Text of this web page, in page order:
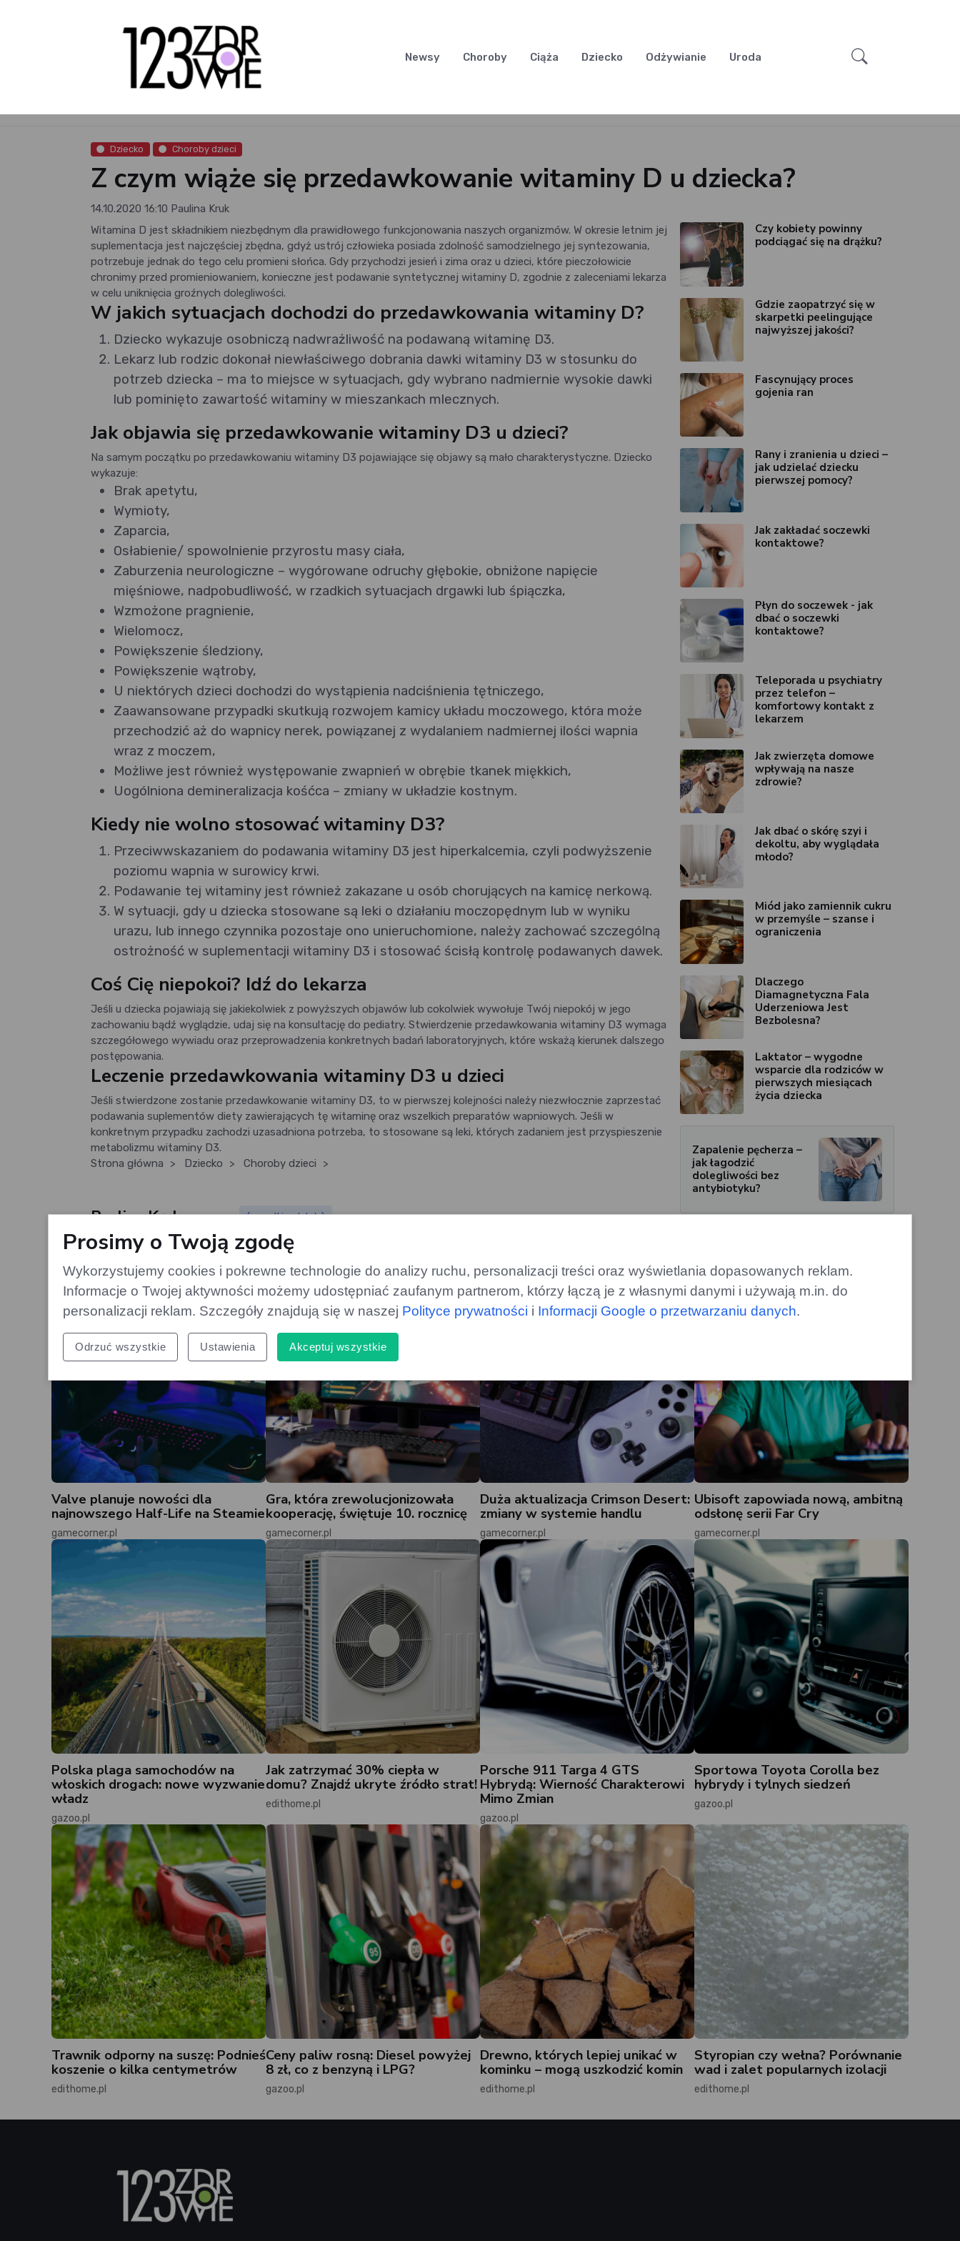
Newsy Choroby Ciąża Dziecko Odżywianie Uroda
Dziecko Choroby dzieci
Z czym wiąże się przedawkowanie witaminy D u dziecka?
14.10.2020 16:10 Paulina Kruk
Witamina D jest składnikiem niezbędnym dla prawidłowego funkcjonowania naszych organizmów. W okresie letnim jej
suplementacja jest najczęściej zbędna, gdyż ustrój człowieka posiada zdolność samodzielnego jej syntezowania,
potrzebuje jednak do tego celu promieni słońca. Gdy przychodzi jesień i zima oraz u dzieci, które pieczołowicie
chronimy przed promieniowaniem, konieczne jest podawanie syntetycznej witaminy D, zgodnie z zaleceniami lekarza
w celu uniknięcia groźnych dolegliwości.
W jakich sytuacjach dochodzi do przedawkowania witaminy D?
Dziecko wykazuje osobniczą nadwrażliwość na podawaną witaminę D3.
Lekarz lub rodzic dokonał niewłaściwego dobrania dawki witaminy D3 w stosunku do
potrzeb dziecka – ma to miejsce w sytuacjach, gdy wybrano nadmiernie wysokie dawki
lub pominięto zawartość witaminy w mieszankach mlecznych.
Jak objawia się przedawkowanie witaminy D3 u dzieci?
Na samym początku po przedawkowaniu witaminy D3 pojawiające się objawy są mało charakterystyczne. Dziecko
wykazuje:
Brak apetytu,
Wymioty,
Zaparcia,
Osłabienie/ spowolnienie przyrostu masy ciała,
Zaburzenia neurologiczne – wygórowane odruchy głębokie, obniżone napięcie
mięśniowe, nadpobudliwość, w rzadkich sytuacjach drgawki lub śpiączka,
Wzmożone pragnienie,
Wielomocz,
Powiększenie śledziony,
Powiększenie wątroby,
U niektórych dzieci dochodzi do wystąpienia nadciśnienia tętniczego,
Zaawansowane przypadki skutkują rozwojem kamicy układu moczowego, która może
przechodzić aż do wapnicy nerek, powiązanej z wydalaniem nadmiernej ilości wapnia
wraz z moczem,
Możliwe jest również występowanie zwapnień w obrębie tkanek miękkich,
Uogólniona demineralizacja kośćca – zmiany w układzie kostnym.
Kiedy nie wolno stosować witaminy D3?
Przeciwwskazaniem do podawania witaminy D3 jest hiperkalcemia, czyli podwyższenie
poziomu wapnia w surowicy krwi.
Podawanie tej witaminy jest również zakazane u osób chorujących na kamicę nerkową.
W sytuacji, gdy u dziecka stosowane są leki o działaniu moczopędnym lub w wyniku
urazu, lub innego czynnika pozostaje ono unieruchomione, należy zachować szczególną
ostrożność w suplementacji witaminy D3 i stosować ścisłą kontrolę podawanych dawek.
Coś Cię niepokoi? Idź do lekarza
Jeśli u dziecka pojawiają się jakiekolwiek z powyższych objawów lub cokolwiek wywołuje Twój niepokój w jego
zachowaniu bądź wyglądzie, udaj się na konsultację do pediatry. Stwierdzenie przedawkowania witaminy D3 wymaga
szczegółowego wywiadu oraz przeprowadzenia konkretnych badań laboratoryjnych, które wskażą kierunek dalszego
postępowania.
Leczenie przedawkowania witaminy D3 u dzieci
Jeśli stwierdzone zostanie przedawkowanie witaminy D3, to w pierwszej kolejności należy niezwłocznie zaprzestać
podawania suplementów diety zawierających tę witaminę oraz wszelkich preparatów wapniowych. Jeśli w
konkretnym przypadku zachodzi uzasadniona potrzeba, to stosowane są leki, których zadaniem jest przyspieszenie
metabolizmu witaminy D3.
Strona główna
> Dziecko > Choroby dzieci >
Paulina Kruk (wszystkie artykuły)
Czy kobiety powinny
podciągać się na drążku?
Gdzie zaopatrzyć się w
skarpetki peelingujące
najwyższej jakości?
Fascynujący proces
gojenia ran
Rany i zranienia u dzieci –
jak udzielać dziecku
pierwszej pomocy?
Jak zakładać soczewki
kontaktowe?
Płyn do soczewek - jak
dbać o soczewki
kontaktowe?
Teleporada u psychiatry
przez telefon –
komfortowy kontakt z
lekarzem
Jak zwierzęta domowe
wpływają na nasze
zdrowie?
Jak dbać o skórę szyi i
dekoltu, aby wyglądała
młodo?
Miód jako zamiennik cukru
w przemyśle – szanse i
ograniczenia
Dlaczego
Diamagnetyczna Fala
Uderzeniowa Jest
Bezbolesna?
Laktator – wygodne
wsparcie dla rodziców w
pierwszych miesiącach
życia dziecka
Zapalenie pęcherza –
jak łagodzić
dolegliwości bez
antybiotyku?
Valve planuje nowości dla
najnowszego Half-Life na Steamie
gamecorner.pl
Gra, która zrewolucjonizowała
kooperację, świętuje 10. rocznicę
gamecorner.pl
Duża aktualizacja Crimson Desert:
zmiany w systemie handlu
gamecorner.pl
Ubisoft zapowiada nową, ambitną
odsłonę serii Far Cry
gamecorner.pl
Polska plaga samochodów na
włoskich drogach: nowe wyzwanie
władz
gazoo.pl
Jak zatrzymać 30% ciepła w
domu? Znajdź ukryte źródło strat!
edithome.pl
Porsche 911 Targa 4 GTS
Hybrydą: Wierność Charakterowi
Mimo Zmian
gazoo.pl
Sportowa Toyota Corolla bez
hybrydy i tylnych siedzeń
gazoo.pl
Trawnik odporny na suszę: Podnieś
koszenie o kilka centymetrów
edithome.pl
Ceny paliw rosną: Diesel powyżej
8 zł, co z benzyną i LPG?
gazoo.pl
Drewno, których lepiej unikać w
kominku – mogą uszkodzić komin
edithome.pl
Styropian czy wełna? Porównanie
wad i zalet popularnych izolacji
edithome.pl
Prosimy o Twoją zgodę
Wykorzystujemy cookies i pokrewne technologie do analizy ruchu, personalizacji treści oraz wyświetlania dopasowanych reklam.
Informacje o Twojej aktywności możemy udostępniać zaufanym partnerom, którzy łączą je z własnymi danymi i używają m.in. do
personalizacji reklam. Szczegóły znajdują się w naszej Polityce prywatności i Informacji Google o przetwarzaniu danych.
Odrzuć wszystkie Ustawienia Akceptuj wszystkie